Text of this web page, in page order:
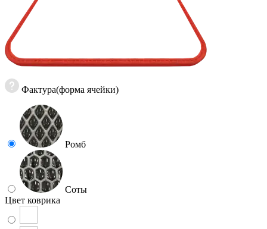
Фактура(форма ячейки)
Ромб
Соты
Цвет коврика